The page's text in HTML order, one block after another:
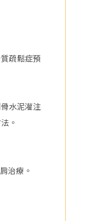
疏鬆症預
水泥灌注
。
治療。